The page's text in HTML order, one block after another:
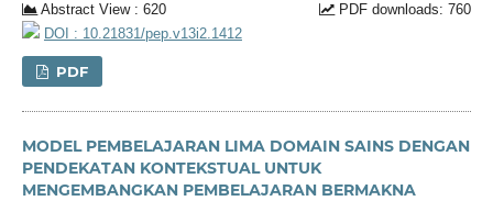
Abstract View : 620
PDF downloads: 760
DOI : 10.21831/pep.v13i2.1412
PDF
MODEL PEMBELAJARAN LIMA DOMAIN SAINS DENGAN
PENDEKATAN KONTEKSTUAL UNTUK
MENGEMBANGKAN PEMBELAJARAN BERMAKNA